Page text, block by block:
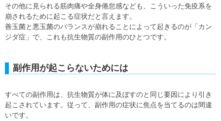
その他に見られる筋肉痛や全身倦怠感なども、こういった免疫系を
崩されるために起こる症状だと言えます。
善玉菌と悪玉菌のバランスが崩れることによって起きるのが「カン
ジダ症」で、これも抗生物質の副作用のひとつです。
副作用が起こらないためには
すべての副作用は、抗生物質が体に及ぼすのと同じ要因により引き
起こされています。従って、副作用の症状に焦点を当てるのは間違
いです。